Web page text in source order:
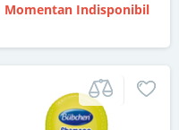
Momentan Indisponibil